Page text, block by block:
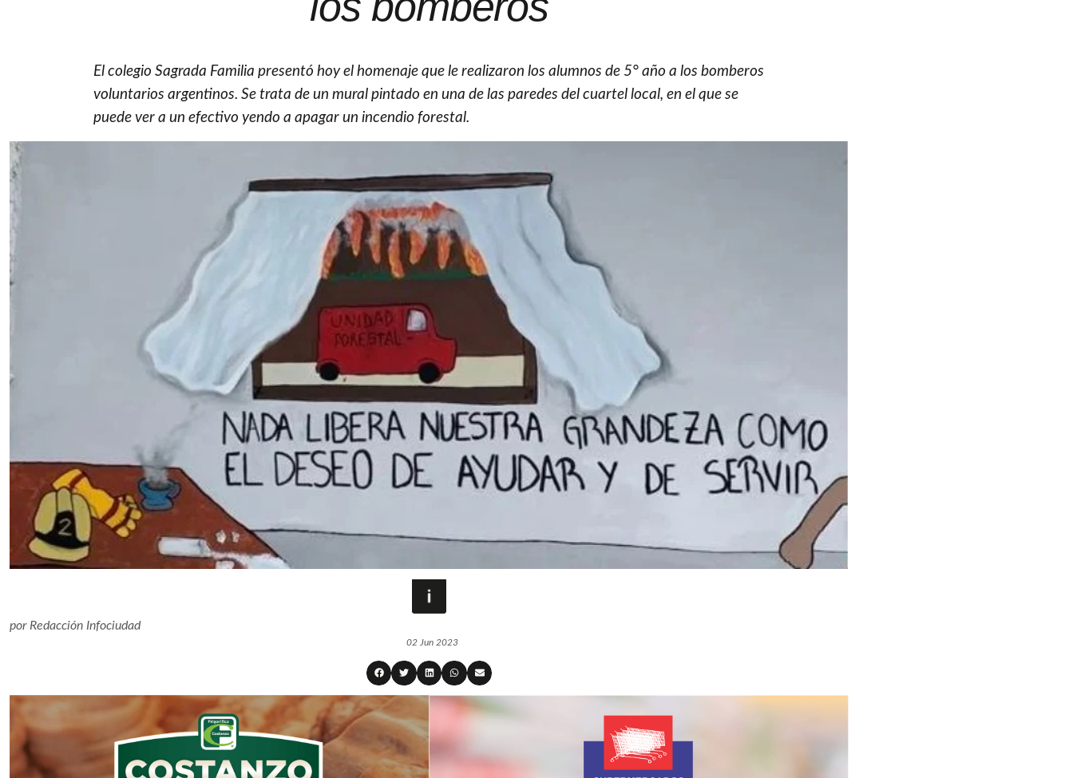
El colegio Sagrada Familia presentó hoy el homenaje que le realizaron los alumnos de 5° año a los bomberos
voluntarios argentinos. Se trata de un mural pintado en una de las paredes del cuartel local, en el que se
puede ver a un efectivo yendo a apagar un incendio forestal.
porRedacción Infociudad
02 Jun 2023